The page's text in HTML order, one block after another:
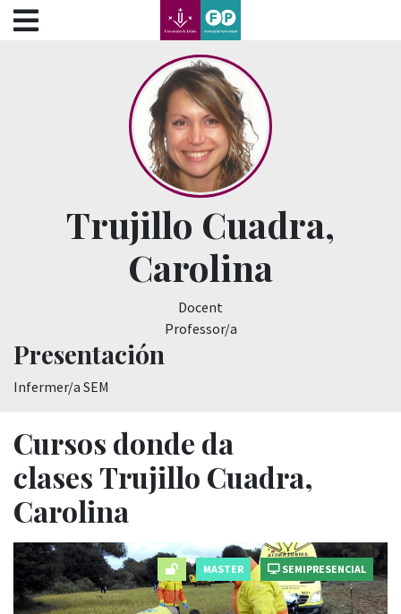
???label.access.jump.content???
???label.access.jump.header???
???label.access.jump.footer???
???label.access.jump.menu???
Trujillo Cuadra,
Carolina
Docent
Professor/a
Presentación
Infermer/a SEM
Cursos donde da
clases Trujillo Cuadra,
Carolina
MASTER SEMIPRESENCIAL